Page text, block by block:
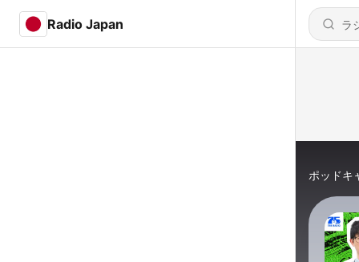
Radio Japan
ポッドキ